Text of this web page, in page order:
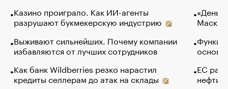
Казино проиграло. Как ИИ-агенты
разрушают букмекерскую индустрию
Выживают сильнейших. Почему компании
избавляются от лучших сотрудников
Как банк Wildberries резко нарастил
кредиты селлерам до атак на склады
Маск в
основ
ЕС
нефти